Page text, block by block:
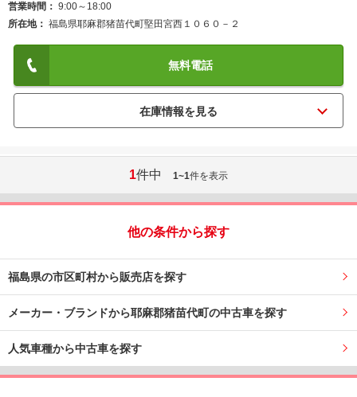
営業時間
9:00～18:00
所在地
福島県耶麻郡猪苗代町堅田宮西１０６０－２
無料電話
1件中 1~1件を表示
他の条件から探す
福島県の市区町村から販売店を探す
メーカー・ブランドから耶麻郡猪苗代町の中古車を探す
人気車種から中古車を探す